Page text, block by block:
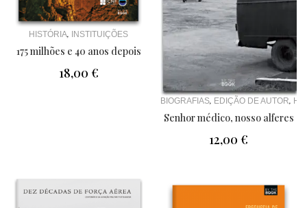
HISTÓRIA, INSTITUIÇÕES
175 milhões e 40 anos depois
18,00 €
BIOGRAFIAS, EDIÇÃO DE AUTOR,
Senhor médico, nosso alferes
12,00 €